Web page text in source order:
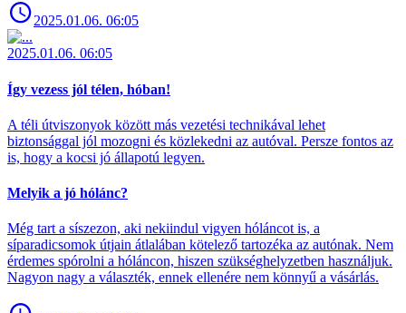
2025.01.06. 06:05
2025.01.06. 06:05
Így vezess jól télen, hóban!
A téli útviszonyok között más vezetési technikával lehet
biztonsággal jól mozogni és közlekedni az autóval. Persze fontos az
is, hogy a kocsi jó állapotú legyen.
Melyik a jó hólánc?
Még tart a síszezon, aki nekiindul vigyen hóláncot is, a
síparadicsomok útjain átlalában kötelező tartozéka az autónak. Nem
érdemes spórolni a hóláncon, hiszen szükséghelyzetben használjuk.
Nagyon nagy a választék, ennek ellenére nem könnyű a vásárlás.